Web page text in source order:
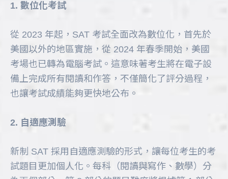
1. 數位化考試
從 2023 年起，SAT 考試全面改為數位化，首先於
美國以外的地區實施，從 2024 年春季開始，美國
考場也已轉為電腦考試。這意味著考生將在電子設
備上完成所有閱讀和作答，不僅簡化了評分過程，
也讓考試成績能夠更快地公布。
2. 自適應測驗
新制 SAT 採用自適應測驗的形式，讓每位考生的考
試題目更加個人化。每科（閱讀與寫作、數學）分